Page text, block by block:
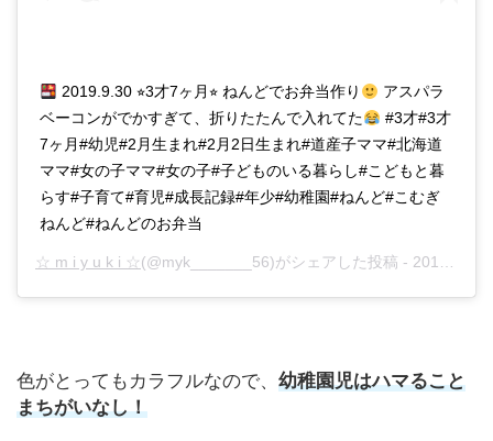
2019.9.30 ⭐︎3才7ヶ月⭐︎ ねんどでお弁当作り
アスパラ
ベーコンがでかすぎて、折りたたんで入れてた
#3才#3才
7ヶ月#幼児#2月生まれ#2月2日生まれ#道産子ママ#北海道
ママ#女の子ママ#女の子#子どものいる暮らし#こどもと暮
らす#子育て#育児#成長記録#年少#幼稚園#ねんど#こむぎ
ねんど#ねんどのお弁当
☆ m i y u k i ☆(@myk_______56)がシェアした投稿 - 2019年12月月27日午後4時21分PST
色がとってもカラフルなので、 幼稚園児はハマること
まちがいなし！